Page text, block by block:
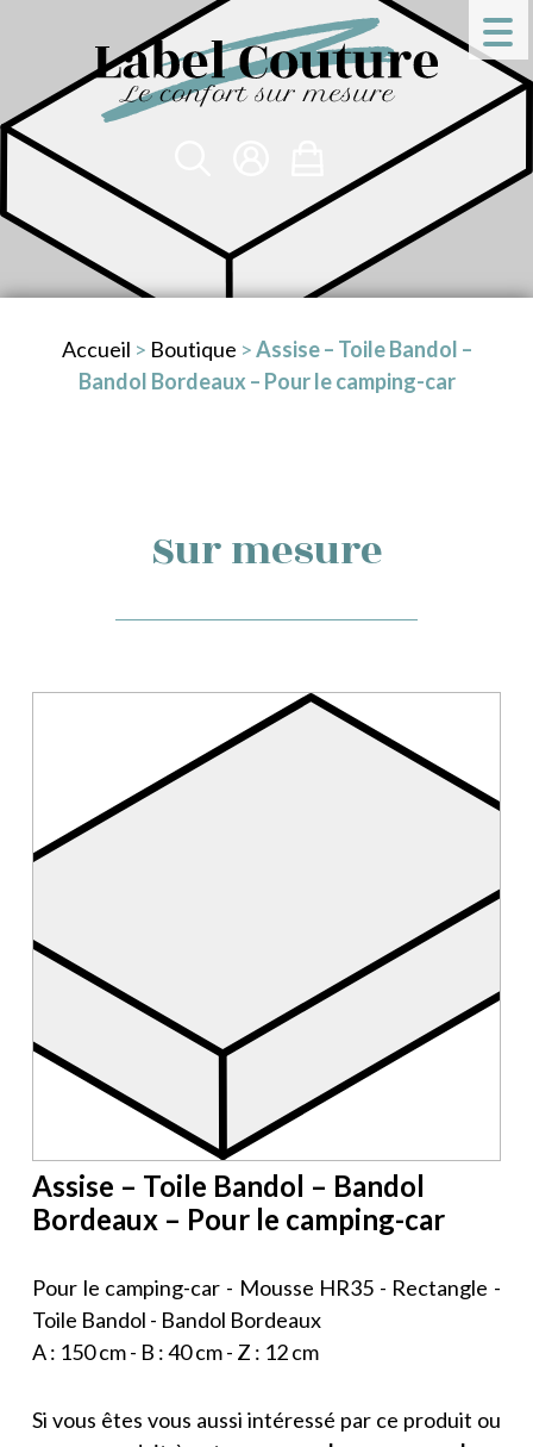
Accueil > Boutique >Assise – Toile Bandol –
Bandol Bordeaux – Pour le camping-car
Sur mesure
Assise – Toile Bandol – Bandol
Bordeaux – Pour le camping-car
Pour le camping-car - Mousse HR35 - Rectangle -
Toile Bandol - Bandol Bordeaux
A : 150 cm - B : 40 cm - Z : 12 cm
Si vous êtes vous aussi intéressé par ce produit ou